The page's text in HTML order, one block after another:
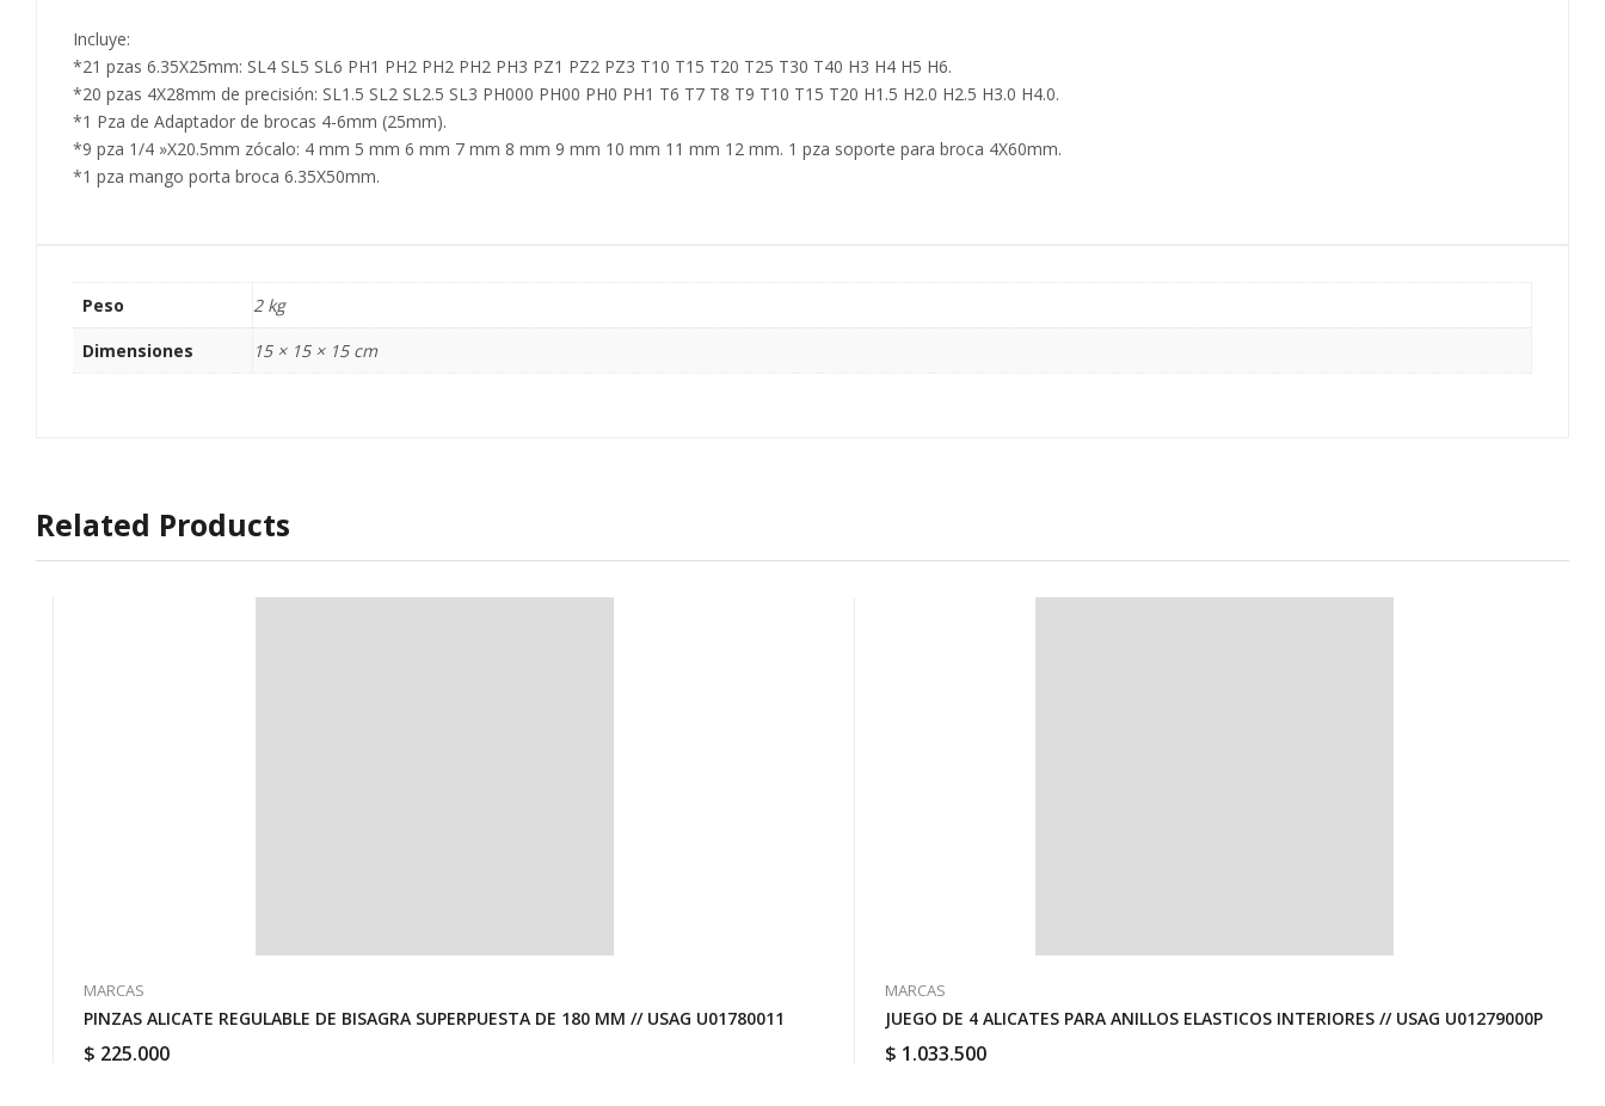
Incluye:
*21 pzas 6.35X25mm: SL4 SL5 SL6 PH1 PH2 PH2 PH2 PH3 PZ1 PZ2 PZ3 T10 T15 T20 T25 T30 T40 H3 H4 H5 H6.
*20 pzas 4X28mm de precisión: SL1.5 SL2 SL2.5 SL3 PH000 PH00 PH0 PH1 T6 T7 T8 T9 T10 T15 T20 H1.5 H2.0 H2.5 H3.0 H4.0.
*1 Pza de Adaptador de brocas 4-6mm (25mm).
*9 pza 1/4 »X20.5mm zócalo: 4 mm 5 mm 6 mm 7 mm 8 mm 9 mm 10 mm 11 mm 12 mm. 1 pza soporte para broca 4X60mm.
*1 pza mango porta broca 6.35X50mm.
Peso
2 kg
Dimensiones
15 × 15 × 15 cm
Related Products
MARCAS
PINZAS ALICATE REGULABLE DE BISAGRA SUPERPUESTA DE 180 MM // USAG U01780011
$ 225.000
MARCAS
JUEGO DE 4 ALICATES PARA ANILLOS ELASTICOS INTERIORES // USAG U01279000P
$ 1.033.500